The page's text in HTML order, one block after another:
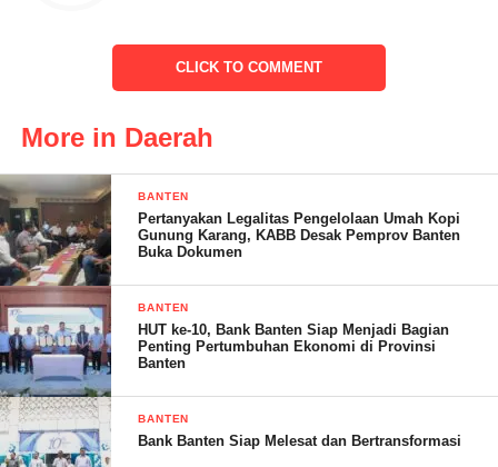
Samsul Hidayat bakal calon walikota Serang dan selaku
pembina di Banten Group Corrdination ini turut hadir di acara
tersebut.dalam sambutannya
Samsul Hidayat berpesan kepada seluruh komunitas yang hadir
agar tetap menjaga dan menjalin silaturahmi yang baik antar
CLICK TO COMMENT
More in Daerah
BANTEN
Pertanyakan Legalitas Pengelolaan Umah Kopi
Gunung Karang, KABB Desak Pemprov Banten
Buka Dokumen
BANTEN
HUT ke-10, Bank Banten Siap Menjadi Bagian
Penting Pertumbuhan Ekonomi di Provinsi
Banten
BANTEN
Bank Banten Siap Melesat dan Bertransformasi